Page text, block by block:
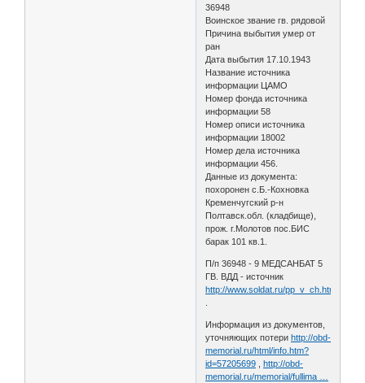
36948
Воинское звание гв. рядовой
Причина выбытия умер от
ран
Дата выбытия 17.10.1943
Название источника
информации ЦАМО
Номер фонда источника
информации 58
Номер описи источника
информации 18002
Номер дела источника
информации 456.
Данные из документа:
похоронен с.Б.-Кохновка
Кременчугский р-н
Полтавск.обл. (кладбище),
прож. г.Молотов пос.БИС
барак 101 кв.1.
П/п 36948 - 9 МЕДСАНБАТ 5
ГВ. ВДД - источник
http://www.soldat.ru/pp_v_ch.html
Информация из документов,
уточняющих потериhttp://obd-
memorial.ru/html/info.htm?
id=57205699 ,http://obd-
memorial.ru/memorial/fullima …